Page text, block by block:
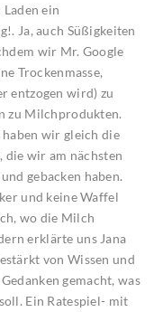
ein
Ja, auch Süßigkeiten
wir Mr. Google
Trockenmasse,
entzogen wird) zu
zu Milchprodukten.
wir gleich die
die wir am nächsten
gebacken haben.
und keine Waffel
wo die Milch
erklärte uns Jana
von Wissen und
gemacht, was
Ein Ratespiel- mit